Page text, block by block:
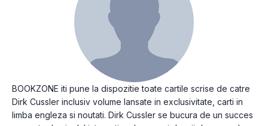
BOOKZONE iti pune la dispozitie toate cartile scrise de catre
Dirk Cussler inclusiv volume lansate in exclusivitate, carti in
limba engleza si noutati. Dirk Cussler se bucura de un succes